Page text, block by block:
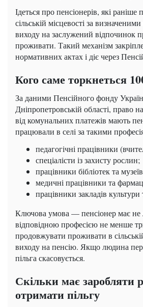
Ідеться про пенсіонерів, які
сільській місцевості за
виходу на заслужений відпочинок
проживати. Такий механізм
нормативних актах і діє через
Кого саме торкнеться
За даними Пенсійного фонду
Дніпропетровській області, право
від комунальних платежів мають
працювали в селі за такими
педагогічні працівники
спеціалісти із захисту рослин;
працівники бібліотек та
медичні працівники та
працівники закладів культури
Ключова умова — пенсіонер має не
відповідною професією не менше
продовжувати проживати в
виходу на пенсію. Якщо людина
пільга скасовується.
Скільки має заробляти
отримати пільгу